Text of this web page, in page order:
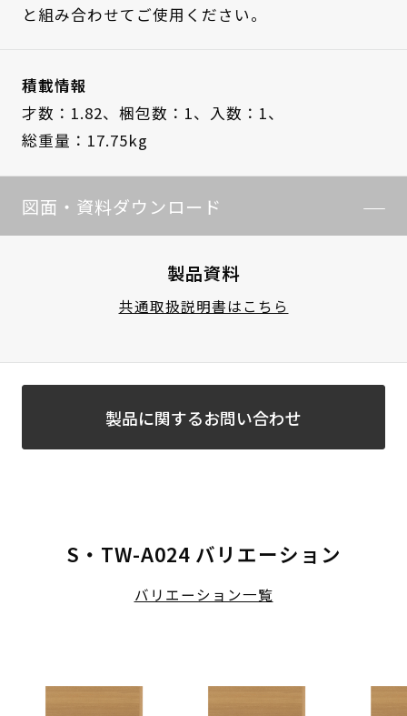
と組み合わせてご使用ください。
積載情報
才数：1.82、 梱包数：1、 入数：1、
総重量：17.75kg
図面・資料ダウンロード
製品資料
共通取扱説明書はこちら
製品に関するお問い合わせ
S・TW-A024 バリエーション
バリエーション一覧